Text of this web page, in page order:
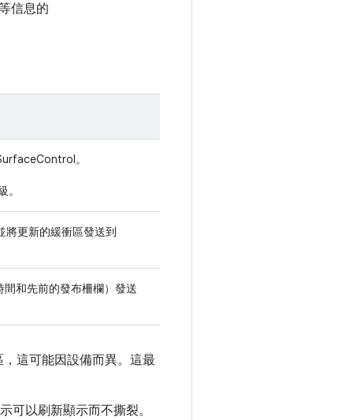
信息的
。
更新的緩衝區發送到
和先前的發布柵欄）發送
這可能因設備而異。這最
可以刷新顯示而不撕裂。